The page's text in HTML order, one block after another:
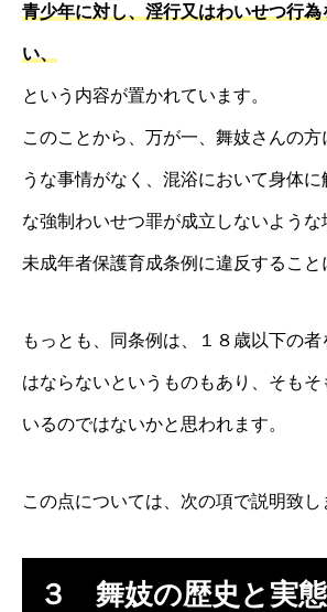
青少年に対し、淫行又はわいせつ行
い、
という内容が置かれています。
このことから、万が一、舞妓さんの方
うな事情がなく、混浴において身体に
な強制わいせつ罪が成立しないような
未成年者保護育成条例に違反すること
もっとも、同条例は、１８歳以下の
はならないというものもあり、そもそ
いるのではないかと思われます。
この点については、次の項で説明致し
３ 舞妓の歴史と実態